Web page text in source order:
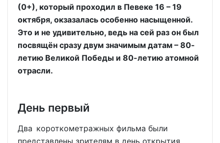
(0+), который проходил в Певеке 16 – 19
октября, окзазалась особенно насыщенной.
Это и не удивительно, ведь на сей раз он был
посвящён сразу двум значимым датам – 80-
летию Великой Победы и 80-летию атомной
отрасли.
День первый
Два короткометражных фильма были
представлены зрителям в день открытия